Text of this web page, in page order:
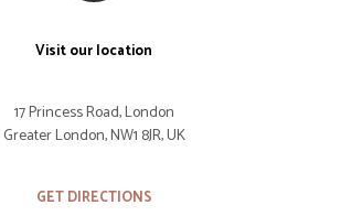
Visit our location
17 Princess Road, London
Greater London, NW1 8JR, UK
GET DIRECTIONS